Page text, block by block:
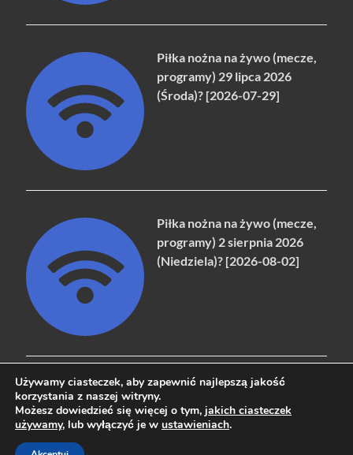
Piłka nożna na żywo (mecze,
programy) 29 lipca 2026
(Środa)? [2026-07-29]
Piłka nożna na żywo (mecze,
programy) 2 sierpnia 2026
(Niedziela)? [2026-08-02]
Copyright © 2026naziemna.info - Telewizja cyfrowa, Radio,
Używamy ciasteczek, aby zapewnić najlepszą jakość
korzystania z naszej witryny.
Możesz dowiedzieć się więcej o tym, jakich ciasteczek
używamy, lub wyłączyć je w ustawieniach.